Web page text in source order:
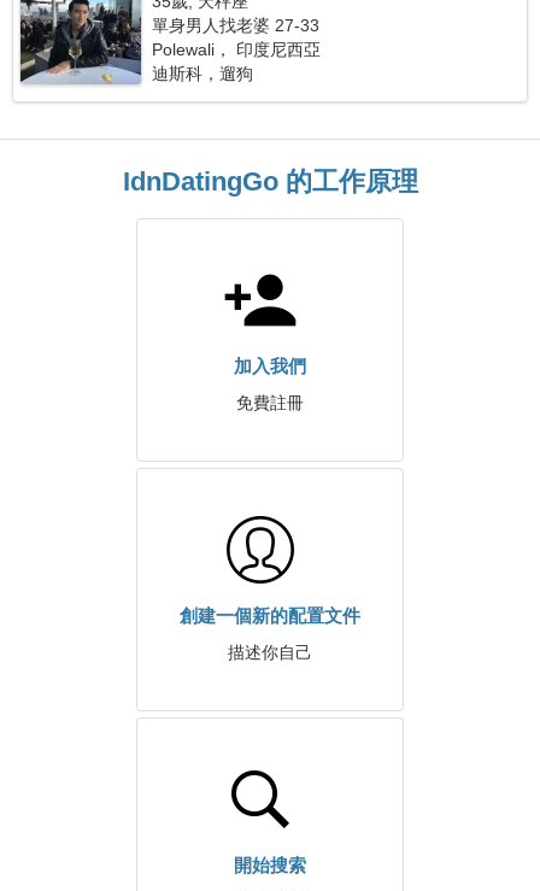
單身男人找老婆 27-33
Polewali， 印度尼西亞
迪斯科，遛狗
IdnDatingGo 的工作原理
加入我們
免費註冊
創建一個新的配置文件
描述你自己
開始搜索